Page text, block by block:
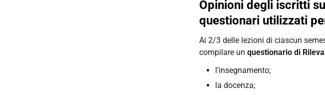
Opinioni degli iscritti
questionari utilizzati
Ai 2/3 delle lezioni di ciascun
compilare un questionario di
l’insegnamento;
la docenza;